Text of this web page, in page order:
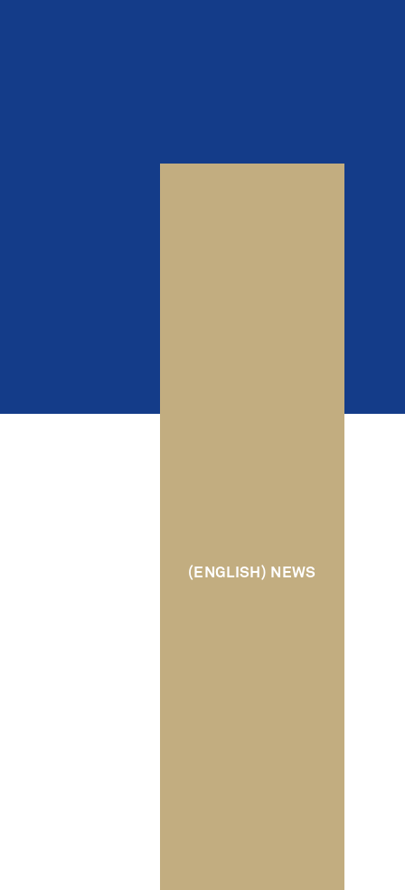
(ENGLISH) NEWS